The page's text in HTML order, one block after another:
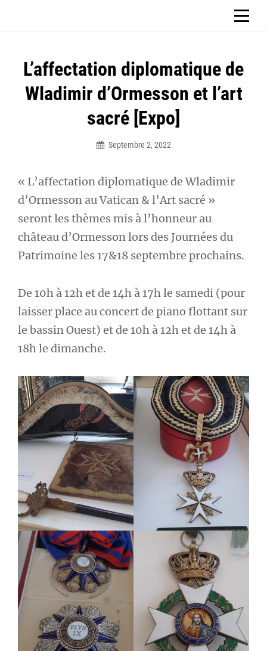
L’affectation diplomatique de
Wladimir d’Ormesson et l’art
sacré [Expo]
Septembre 2, 2022
« L’affectation diplomatique de Wladimir
d’Ormesson au Vatican & l’Art sacré »
seront les thèmes mis à l’honneur au
château d’Ormesson lors des Journées du
Patrimoine les 17&18 septembre prochains.
De 10h à 12h et de 14h à 17h le samedi (pour
laisser place au concert de piano flottant sur
le bassin Ouest) et de 10h à 12h et de 14h à
18h le dimanche.
Navigation
de